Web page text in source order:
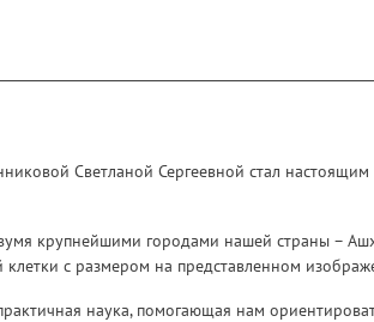
Светланой Сергеевной стал настоящим
крупнейшими городами нашей страны –
с размером на представленном
наука, помогающая нам